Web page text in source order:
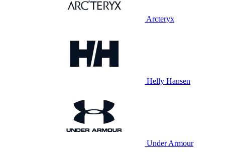
Arcteryx
Helly Hansen
Under Armour